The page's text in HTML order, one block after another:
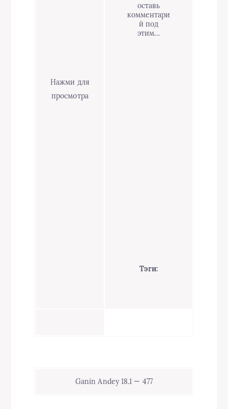
Нажми для
просмотра
оставь
комментари
й под
этим…
Тэги:
Ganin Andey 18.1 — 477